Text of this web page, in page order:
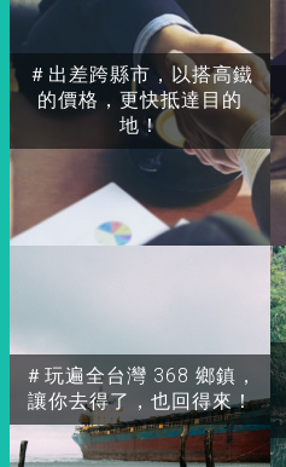
＃出差跨縣市，以搭高鐵
的價格，更快抵達目的
地！
＃玩遍全台灣 368 鄉鎮，
讓你去得了，也回得來！